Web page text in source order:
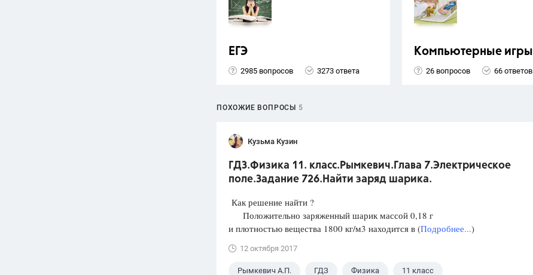
ЕГЭ
2985 вопросов 3273 ответа
Компьютерные игры
26 вопросов 66 ответов
ПОХОЖИЕ ВОПРОСЫ 5
Кузьма Кузин
ГДЗ.Физика 11. класс.Рымкевич.Глава 7.Электрическое
поле.Задание 726.Найти заряд шарика.
Как решение найти ?
Положительно заряженный шарик массой 0,18 г
и плотностью вещества 1800 кг/м3 находится в (Подробнее...)
12 октября 2017
Рымкевич А.П. ГДЗ Физика 11 класс